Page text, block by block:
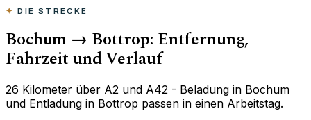
DIE STRECKE
Bochum → Bottrop: Entfernung,
Fahrzeit und Verlauf
26 Kilometer über A2 und A42 - Beladung in Bochum
und Entladung in Bottrop passen in einen Arbeitstag.